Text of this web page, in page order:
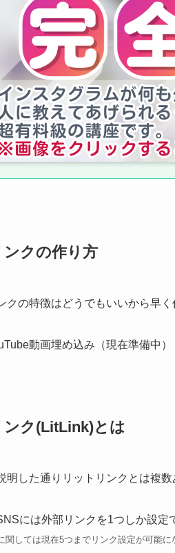
ンクの作り方
クの特徴はどうでもいいから早
動画埋め込み（現在準備中）
ンク(LitLink)とは
明した通りリットリンクとは複
には外部リンクを1つしか設定
関しては現在5つまでリンク設定が可能に